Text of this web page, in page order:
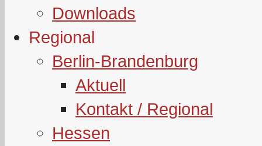
Downloads
Regional
Berlin-Brandenburg
Aktuell
Kontakt / Regional
Hessen